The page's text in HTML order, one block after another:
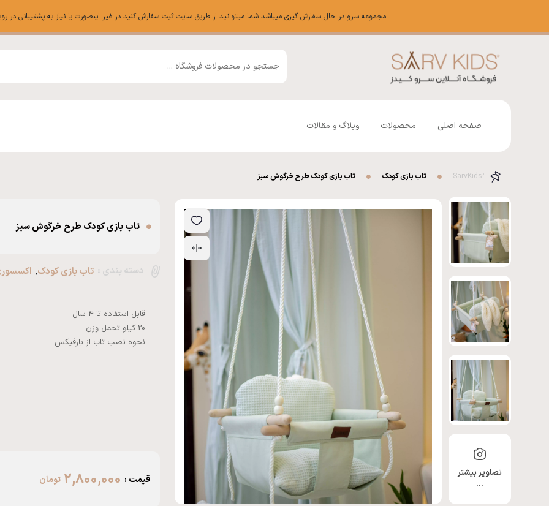
مجموعه سرو در حال سفارش گیری میباشد شما میتوانید از طریق سایت ثبت سفارش کنید در غیر اینصورت یا نیاز به پشتیبانی در روبیکا
صفحه اصلی محصولات وبلاگ و مقالات
تاب بازی کودک تاب بازی کودک طرح خرگوش سبز
تصاویر بیشتر
…
تاب بازی کودک طرح خرگوش سبز
دسته بندی : تاب بازی کودک,
نحوه نصب تاب از بارفیکس
قیمت : 2,800,000 تومان